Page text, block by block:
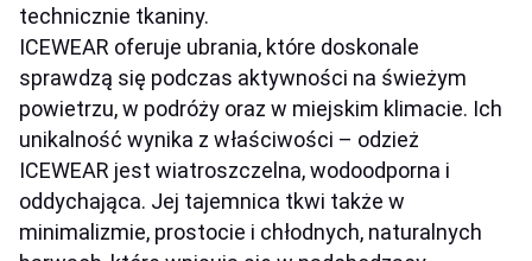
technicznie tkaniny.
ICEWEAR oferuje ubrania, które doskonale
sprawdzą się podczas aktywności na świeżym
powietrzu, w podróży oraz w miejskim klimacie. Ich
unikalność wynika z właściwości – odzież
ICEWEAR jest wiatroszczelna, wodoodporna i
oddychająca. Jej tajemnica tkwi także w
minimalizmie, prostocie i chłodnych, naturalnych